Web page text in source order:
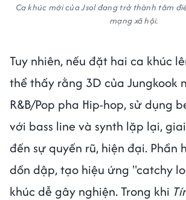
Ca khúc mới của Jsol đang trở thành tâm
mạng xã hội.
Tuy nhiên, nếu đặt hai ca khúc
thể thấy rằng 3D của Jungkook
R&B/Pop pha Hip-hop, sử dụng
với bass line và synth lặp lại,
đến sự quyến rũ, hiện đại. Phần
dồn dập, tạo hiệu ứng "catchy
khúc dễ gây nghiện. Trong khi